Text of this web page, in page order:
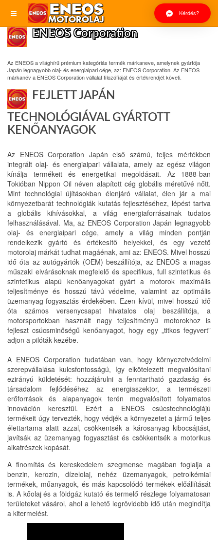
Kérdés?
ENEOS Corporation
Az ENEOS a világhírű prémium kategóriás termék márkaneve, amelynek gyártója
Japán legnagyobb olaj- és energiaipari cége, az: ENEOS Corporation. Az ENEOS
márkanév a ENEOS Corporation vállalat filozófiáját és értékrendjét követi.
FEJLETT JAPÁN
TECHNOLÓGIÁVAL GYÁRTOTT
KENŐANYAGOK
Az ENEOS Corporation Japán első számú, teljes mértékben
integrált olaj- és energiaipari vállalata, amely az egész világon
kínálja termékeit és energetikai megoldásait. Az 1888-ban
Tokióban Nippon Oil néven alapított cég globális méretűvé nőtt.
Mint technológiai újításokban élenjáró vállalat, élen jár a mai
környezetbarát technológiák kutatás fejlesztéséhez, lépést tartva
a globális kihívásokkal, a világ energiaforrásainak tudatos
felhasználásával. Ma, az ENEOS Corporation Japán legnagyobb
olaj- és energiaipari cége, amely a világ minden pontján
rendelkezik gyártó és értékesítő helyekkel, és egy vezető
motorolaj márkát tudhat magáénak, ami az: ENEOS. Mivel hosszú
idő óta az autógyártók (OEM) beszállítója, az ENEOS a magas
műszaki elvárásoknak megfelelő és specifikus, full szintetikus és
szintetikus alapú kenőanyagokat gyárt a motorok maximális
teljesítménye és hosszú távú védelme, valamint az optimális
üzemanyag-fogyasztás érdekében. Ezen kívül, mivel hosszú idő
óta számos versenycsapat hivatalos olaj beszállítója, a
motorsportokban használt nagy teljesítményű motorokhoz is
fejleszt csúcsminőségű kenőanyagot, hogy egy „titkos fegyvert”
adjon a pilóták kezébe.
A ENEOS Corporation tudatában van, hogy környezetvédelmi
szerepvállalása kulcsfontosságú, így elkötelezett megvalósítani
ezirányú küldetését: hozzájárulni a fenntartható gazdaság és
társadalom fejlődéséhez az energiaszektor, a természeti
erőforrások és alapanyagok terén megvalósított folyamatos
innováción keresztül. Ezért a ENEOS csúcstechnológiájú
termékeit úgy tervezték, hogy védjék a környezetet a jármű teljes
élettartama alatt azzal, csökkentsék a károsanyag kibocsájtást,
javítsák az üzemanyag fogyasztást és csökkentsék a motorikus
alkatrészek kopását.
A finomítás és kereskedelem szegmense magában foglalja a
benzin, kerozin, dízelolaj, nehéz üzemanyagok, petrolkémiai
termékek, műanyagok, és más kapcsolódó termékek előállítását
is. A kőolaj és a földgáz kutató és termelő részlege folyamatosan
területeket vásárol, ahol a lehető legrövidebb idő után megindítja
a kitermelést.